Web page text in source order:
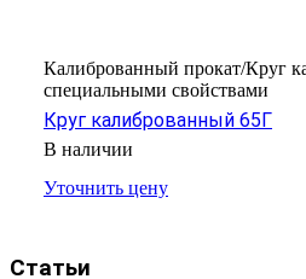
Калиброванный прокат/Круг
специальными свойствами
Круг калиброванный 65Г
В наличии
Уточнить цену
Статьи